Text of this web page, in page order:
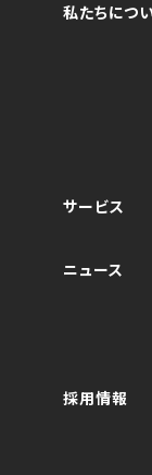
私たちにつ
サービス
ニュース
採用情報